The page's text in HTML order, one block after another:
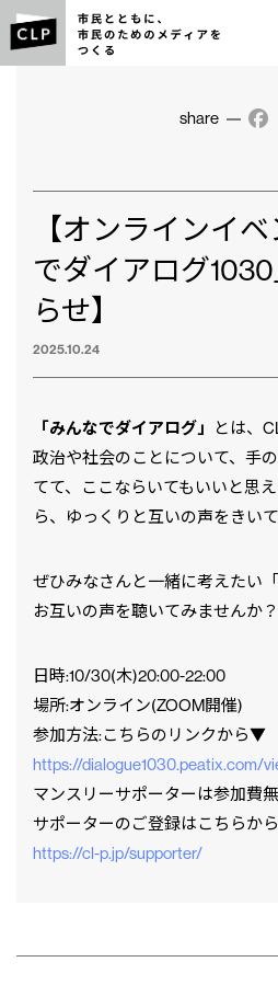
share
【オンラインイ
でダイアログ
らせ】
2025.10.24
「みんなでダイアログ」
とは、
政治や社会のことについて、手
てて、ここならいてもいいと思
ら、ゆっくりと互いの声をきい
ぜひみなさんと一緒に考えたい
お互いの声を聴いてみませんか？
日時:10/30(木)20:00-22:00
場所:オンライン(ZOOM開催)
参加方法:こちらのリンクから▼
https://dialogue1030.peatix.com/
マンスリーサポーターは参加費
サポーターのご登録はこちらか
https://cl-p.jp/supporter/